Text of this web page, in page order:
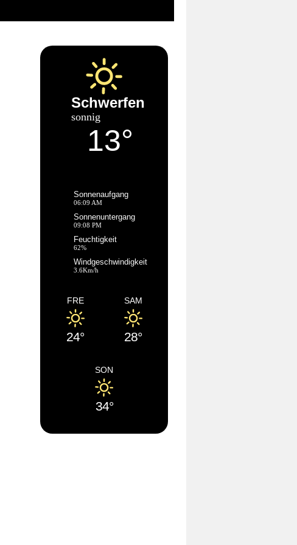
Schwerfen
sonnig
13°
Sonnenaufgang
06:09 AM
Sonnenuntergang
09:08 PM
Feuchtigkeit
62%
Windgeschwindigkeit
3.6Km/h
FRE
24°
SAM
28°
SON
34°